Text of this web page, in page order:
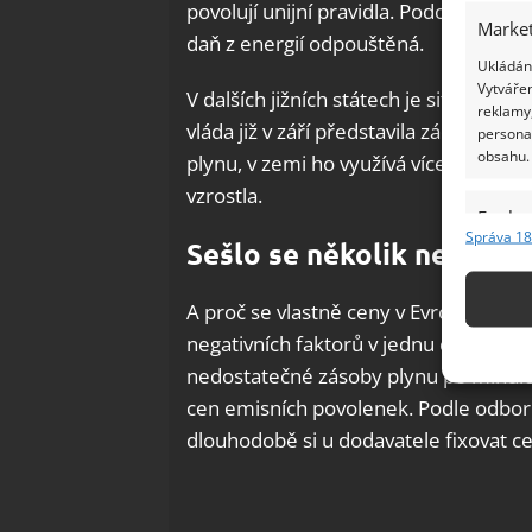
obsahu.
Funkce
Správa
povolují unijní pravidla. Podobné
daň z energií odpouštěná.
V dalších jižních státech je situace
vláda již v září představila záchranný
plynu, v zemi ho využívá více než
vzrostla.
Sešlo se několik
A proč se vlastně ceny v Evropě tak
negativních faktorů v jednu chvíli.
nedostatečné zásoby plynu po
cen emisních povolenek. Podle
dlouhodobě si u dodavatele fixovat